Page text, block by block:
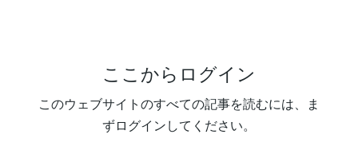
ここからログイン
このウェブサイトのすべての記事を読むには、ま
ずログインしてください。